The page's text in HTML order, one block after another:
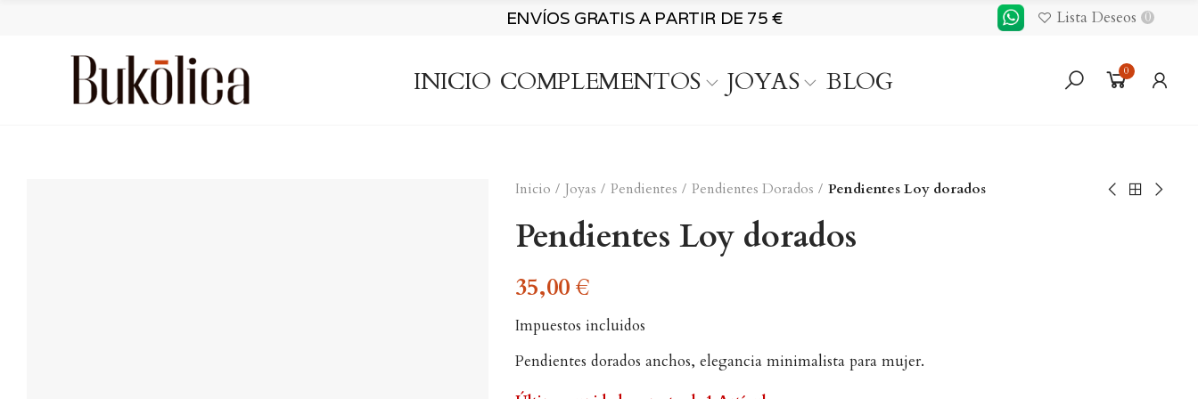
ENVÍOS GRATIS A PARTIR DE 75 € Lista Deseos 0
INICIO COMPLEMENTOS JOYAS BLOG 0
Inicio Joyas Pendientes Pendientes Dorados Pendientes Loy dorados
Pendientes Loy dorados
35,00 €
Impuestos incluidos
Pendientes dorados anchos, elegancia minimalista para mujer.